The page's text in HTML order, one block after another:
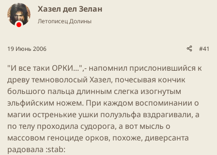
е
м
ч
Хазел дел Зелан
Летописец Долины
19 Июнь 2006 #41
"И все таки ОРКИ...",- напомнил прислонившийся к
древу темноволосый Хазел, почесывая кончик
большого пальца длинным слегка изогнутым
эльфийским ножем. При каждом воспоминании о
магии остренькие ушки полуэльфа вздрагивали, а
по телу проходила судорога, а вот мысль о
массовом геноциде орков, похоже, диверсанта
радовала :stab: